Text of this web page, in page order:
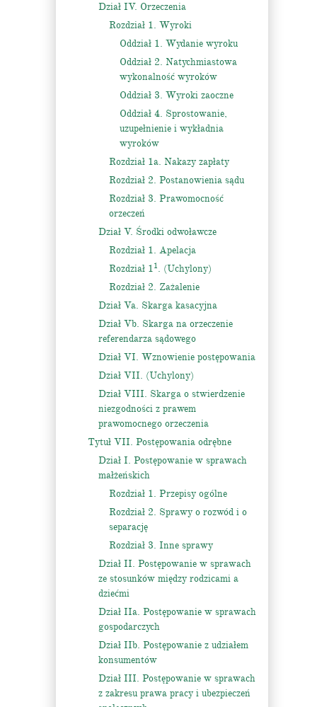
Dział IV. Orzeczenia
Rozdział 1. Wyroki
Oddział 1. Wydanie wyroku
Oddział 2. Natychmiastowa
wykonalność wyroków
Oddział 3. Wyroki zaoczne
Oddział 4. Sprostowanie,
uzupełnienie i wykładnia
wyroków
Rozdział 1a. Nakazy zapłaty
Rozdział 2. Postanowienia sądu
Rozdział 3. Prawomocność
orzeczeń
Dział V. Środki odwoławcze
Rozdział 1. Apelacja
Rozdział 11. (Uchylony)
Rozdział 2. Zażalenie
Dział Va. Skarga kasacyjna
Dział Vb. Skarga na orzeczenie
referendarza sądowego
Dział VI. Wznowienie postępowania
Dział VII. (Uchylony)
Dział VIII. Skarga o stwierdzenie
niezgodności z prawem
prawomocnego orzeczenia
Tytuł VII. Postępowania odrębne
Dział I. Postępowanie w sprawach
małżeńskich
Rozdział 1. Przepisy ogólne
Rozdział 2. Sprawy o rozwód i o
separację
Rozdział 3. Inne sprawy
Dział II. Postępowanie w sprawach
ze stosunków między rodzicami a
dziećmi
Dział IIa. Postępowanie w sprawach
gospodarczych
Dział IIb. Postępowanie z udziałem
konsumentów
Dział III. Postępowanie w sprawach
z zakresu prawa pracy i ubezpieczeń